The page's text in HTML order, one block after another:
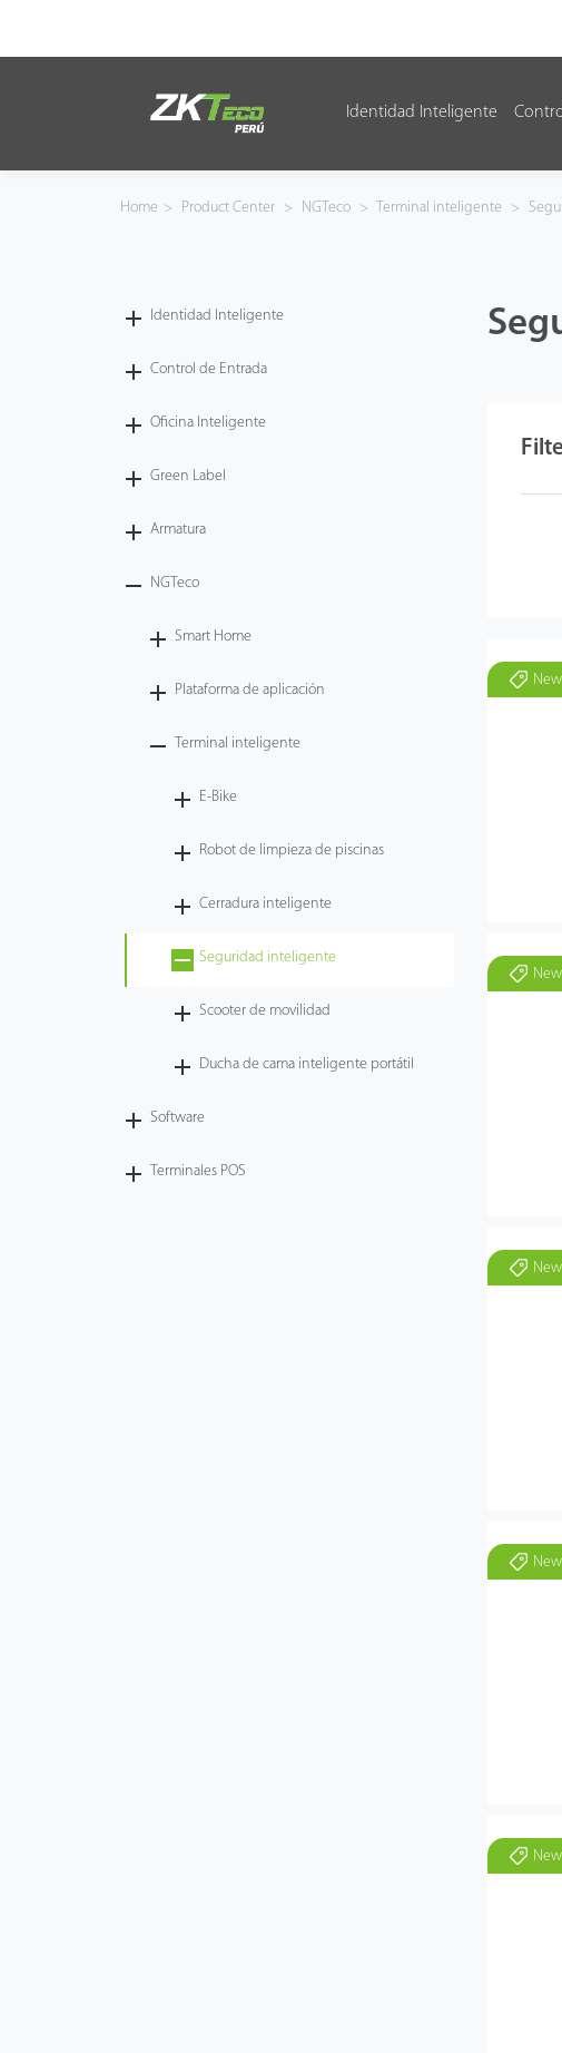
Identidad Inteligente
Control de Entrada
Home > Product Center > NGTeco > Terminal inteligente >
Identidad Inteligente
Control de Entrada
Oficina Inteligente
Green Label
Armatura
NGTeco
Smart Home
Plataforma de aplicación
Terminal inteligente
E-Bike
Robot de limpieza de piscinas
Cerradura inteligente
Seguridad inteligente
Scooter de movilidad
Ducha de cama inteligente portátil
Software
Terminales POS
New
New
New
New
New